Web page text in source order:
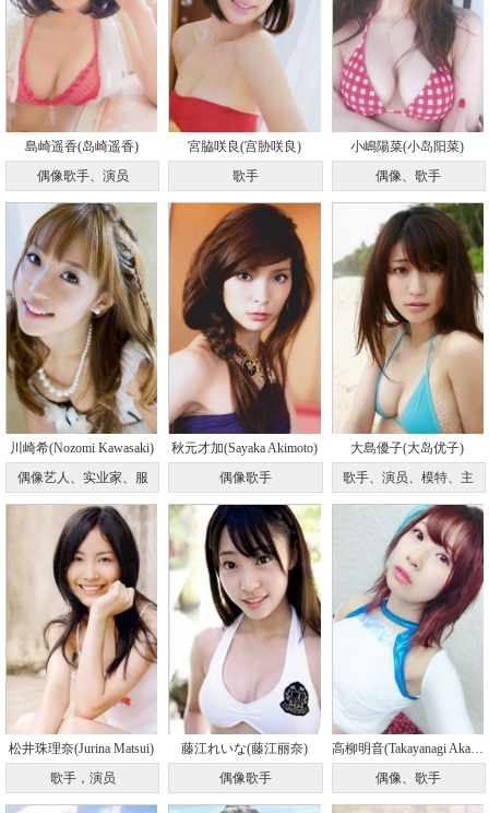
島崎遥香(岛崎遥香)
偶像歌手、演员
宮脇咲良(宫胁咲良)
歌手
小嶋陽菜(小岛阳菜)
偶像、歌手
川崎希(Nozomi Kawasaki)
偶像艺人、实业家、服
秋元才加(Sayaka Akimoto)
偶像歌手
大島優子(大岛优子)
歌手、演员、模特、主
松井珠理奈(Jurina Matsui)
歌手，演员
藤江れいな(藤江丽奈)
偶像歌手
高柳明音(Takayanagi Akane)
偶像、歌手